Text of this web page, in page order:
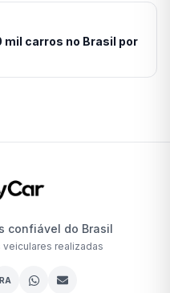
mil carros no Brasil por
confiável do Brasil
veiculares realizadas
RA